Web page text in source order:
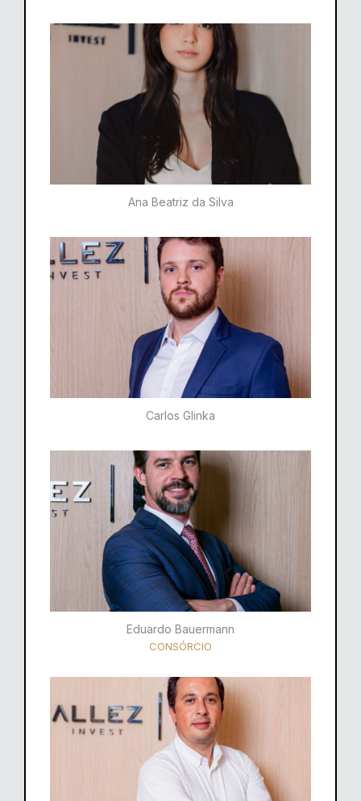
Ana Beatriz da Silva
Carlos Glinka
Eduardo Bauermann
CONSÓRCIO